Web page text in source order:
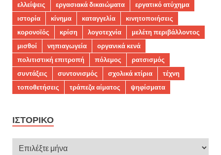
ελλείψεις
εργασιακά δικαιώματα
εργατικό ατύχημα
ιστορία
κίνημα καταγγελία
κινητοποιήσεις
κορονοϊός
κρίση λογοτεχνία
μελέτη περιβάλλοντος
μισθοί
νηπιαγωγεία
οργανικά κενά
πολιτιστική επιτροπή
πόλεμος
ρατσισμός
συντάξεις
συντονισμός σχολικά κτίρια
τέχνη
τοποθετήσεις
τράπεζα αίματος ψηφίσματα
ΙΣΤΟΡΙΚΌ